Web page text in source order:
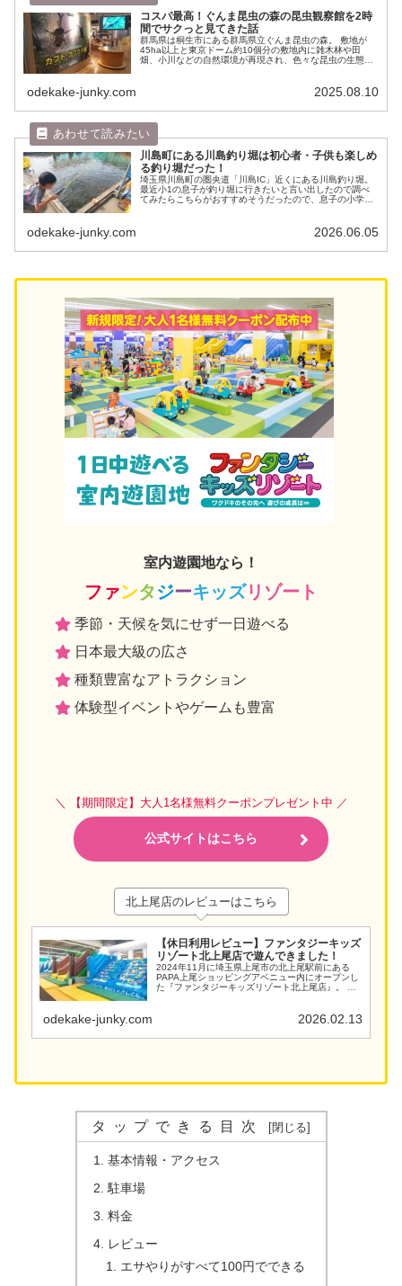
コスパ最高！ぐんま昆虫の森の昆虫観察館を2時
間でサクっと見てきた話
群馬県は桐生市にある群馬県立ぐんま昆虫の森。 敷地が
45ha以上と東京ドーム約10個分の敷地内に雑木林や田
畑、小川などの自然環境が再現され、色々な昆虫の生態を
odekake-junky.com 2025.08.10
川島町にある川島釣り堀は初心者・子供も楽しめ
る釣り堀だった！
埼玉県川島町の圏央道「川島IC」近くにある川島釣り堀。
最近小1の息子が釣り堀に行きたいと言い出したので調べ
てみたらこちらがおすすめそうだったので、息子の小学校
odekake-junky.com 2026.06.05
室内遊園地なら！
ファンタジーキッズリゾート
季節・天候を気にせず一日遊べる
日本最大級の広さ
種類豊富なアトラクション
体験型イベントやゲームも豊富
＼ 【期間限定】大人1名様無料クーポンプレゼント中 ／
公式サイトはこちら
北上尾店のレビューはこちら
【休日利用レビュー】ファンタジーキッズ
リゾート北上尾店で遊んできました！
2024年11月に埼玉県上尾市の北上尾駅前にある
PAPA上尾ショッピングアベニュー内にオープンし
た『ファンタジーキッズリゾート北上尾店』。 全
odekake-junky.com 2026.02.13
タップできる目次
基本情報・アクセス
駐車場
料金
レビュー
エサやりがすべて100円でできる